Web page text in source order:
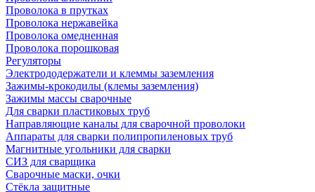
Проволока в прутках
Проволока нержавейка
Проволока омедненная
Проволока порошковая
Регуляторы
Электрододержатели и клеммы заземления
Зажимы-крокодилы (клемы заземления)
Зажимы массы сварочные
Для сварки пластиковых труб
Направляющие каналы для сварочной проволоки
Аппараты для сварки полипропиленовых труб
Магнитные угольники для сварки
СИЗ для сварщика
Сварочные маски, очки
Стёкла защитные